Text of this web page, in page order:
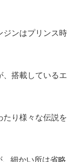
ジンはプリンス時
、搭載しているエ
たり様々な伝説を
細かい所は省略